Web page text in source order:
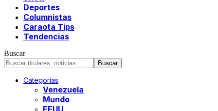
Deportes
Columnistas
Caraota Tips
Tendencias
Buscar
Categorías
Venezuela
Mundo
EEUU